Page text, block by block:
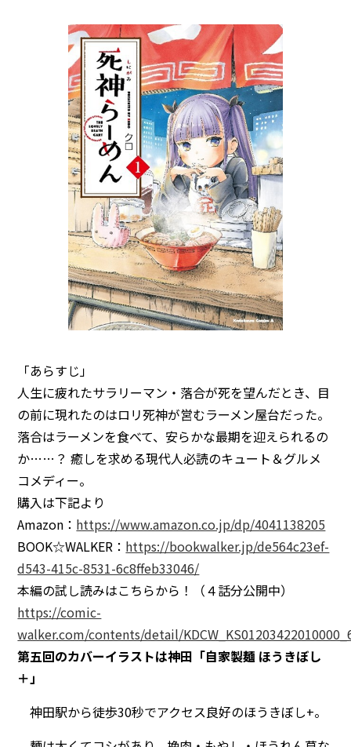
「あらすじ」
人生に疲れたサラリーマン・落合が死を望んだとき、目
の前に現れたのはロリ死神が営むラーメン屋台だった。
落合はラーメンを食べて、安らかな最期を迎えられるの
か……？ 癒しを求める現代人必読のキュート＆グルメ
コメディー。
購入は下記より
Amazon： https://www.amazon.co.jp/dp/4041138205
BOOK☆WALKER： https://bookwalker.jp/de564c23ef-
d543-415c-8531-6c8ffeb33046/
本編の試し読みはこちらから！（４話分公開中）
https://comic-
walker.com/contents/detail/
第五回のカバーイラストは神田「自家製麺 ほうきぼし
＋」
神田駅から徒歩30秒でアクセス良好のほうきぼし+。